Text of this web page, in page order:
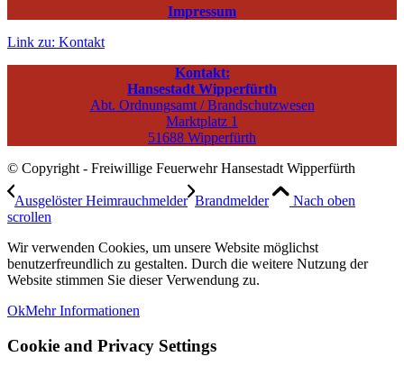
Impressum
Link zu: Kontakt
Kontakt:
Hansestadt Wipperfürth
Abt. Ordnungsamt / Brandschutzwesen
Marktplatz 1
51688 Wipperfürth
© Copyright - Freiwillige Feuerwehr Hansestadt Wipperfürth
Ausgelöster Heimrauchmelder Brandmelder
Nach oben
scrollen
Wir verwenden Cookies, um unsere Website möglichst
benutzerfreundlich zu gestalten. Durch die weitere Nutzung der
Website stimmen Sie dieser Verwendung zu.
OkMehr Informationen
Cookie and Privacy Settings